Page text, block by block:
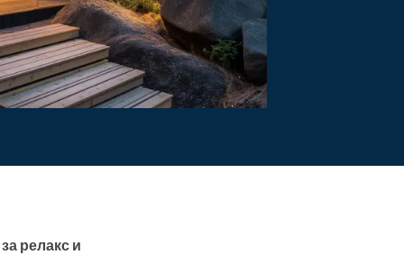
Прочетете повече
релакс и